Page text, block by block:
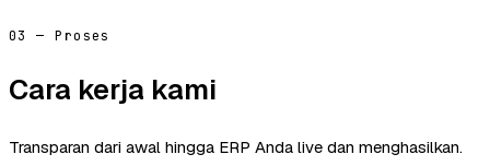
03 — Proses
Cara kerja kami
Transparan dari awal hingga ERP Anda live dan menghasilkan.